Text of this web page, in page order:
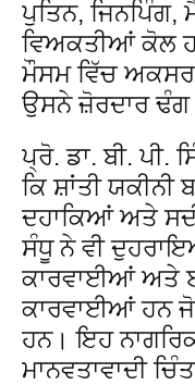
ਪੁਤਿਨ,
ਵਿਅਕਤੀਆਂ ਕੋਲ
ਮੌਸਮ ਵਿੱਚ
ਉਸਨੇ ਜ਼ੋਰਦਾਰ ਢੰਗ
ਪ੍ਰੋ. ਡਾ. ਬੀ. ਪੀ.
ਕਿ ਸ਼ਾਂਤੀ ਯਕੀਨੀ
ਦਹਾਕਿਆਂ ਅਤੇ
ਸੰਧੂ ਨੇ ਵੀ
ਕਾਰਵਾਈਆਂ ਅਤੇ
ਕਾਰਵਾਈਆਂ ਹਨ
ਹਨ। ਇਹ
ਮਾਨਵਤਾਵਾਦੀ